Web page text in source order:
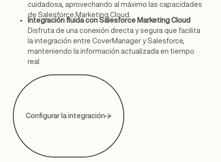
cuidadosa, aprovechando al máximo las capacidades
de Salesforce Marketing Cloud.
Integración fluida con Salesforce Marketing Cloud
Disfruta de una conexión directa y segura que facilita
la integración entre CoverManager y Salesforce,
manteniendo la información actualizada en tiempo
real.
Configurar la integración